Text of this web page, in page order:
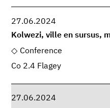
27.06.2024
Kolwezi, ville en sursus,
Conference
Co 2.4 Flagey
27.06.2024